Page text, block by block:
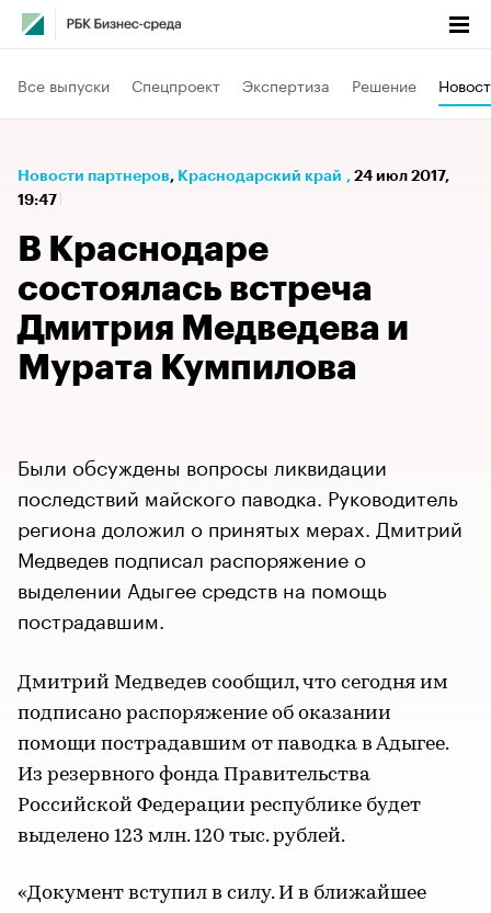
Все выпуски Спецпроект Экспертиза Решение
Новости партнеров⁠, Краснодарский край , 24 июл 2017,
19:47
В Краснодаре
состоялась встреча
Дмитрия Медведева и
Мурата Кумпилова
Были обсуждены вопросы ликвидации
последствий майского паводка. Руководитель
региона доложил о принятых мерах. Дмитрий
Медведев подписал распоряжение о
выделении Адыгее средств на помощь
пострадавшим.
Дмитрий Медведев сообщил, что сегодня им
подписано распоряжение об оказании
помощи пострадавшим от паводка в Адыгее.
Из резервного фонда Правительства
Российской Федерации республике будет
выделено 123 млн. 120 тыс. рублей.
«Документ вступил в силу. И в ближайшее